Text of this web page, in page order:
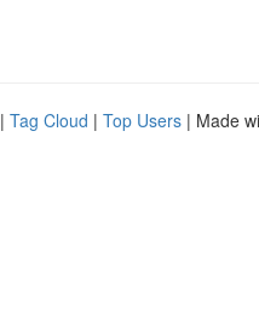
| Tag Cloud | Top Users | Made